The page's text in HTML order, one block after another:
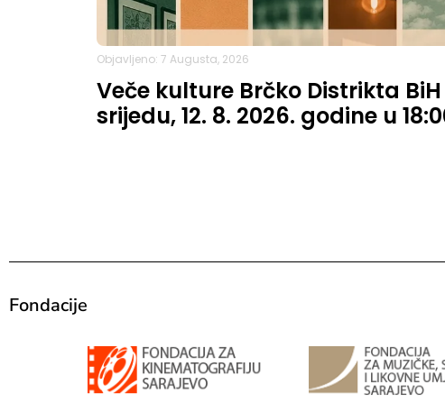
Objavljeno: 7 Augusta, 2026
Veče kulture Brčko Distrikta
srijedu, 12. 8. 2026. godine u
Fondacije